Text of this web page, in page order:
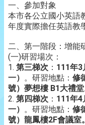
一、參加對象
本市各公立國小英語
年度實際擔任英語教
二、第一階段：增能
(一)研習場次：
1. 第三梯次 ： 111年3
一） 。研習地點： 修
號）夢想樓 B1大禮堂
2. 第四梯次 ： 111年4
一） 。研習地點： 修
號）龍鳳樓2F會議室。